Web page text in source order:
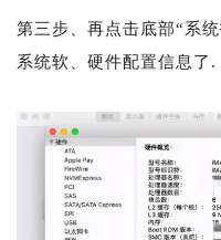
第三步、再点击底部“系
系统软、硬件配置信息了.